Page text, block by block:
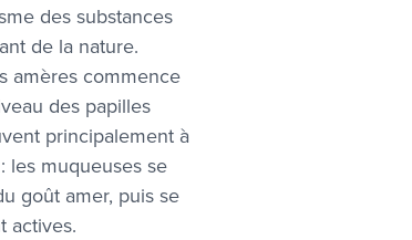
des substances
de la nature.
amères commence
des papilles
principalement à
les muqueuses se
goût amer, puis se
actives.